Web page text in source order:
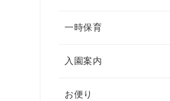
一時保育
入園案内
お便り